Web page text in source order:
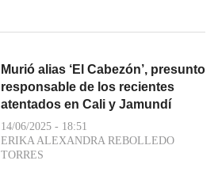
Murió alias ‘El Cabezón’, presunto
responsable de los recientes
atentados en Cali y Jamundí
14/06/2025 - 18:51
ERIKA ALEXANDRA REBOLLEDO
TORRES